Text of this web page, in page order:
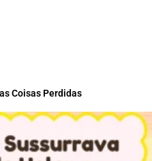
Coisas Perdidas